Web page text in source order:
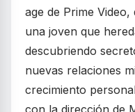
age de Prime
una joven que
descubriendo
nuevas relaciones
crecimiento
con la dirección de